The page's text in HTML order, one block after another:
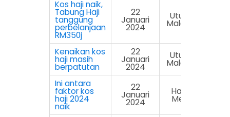
Kos haji naik,
Tabung Haji
tanggung
perbelanjaan
RM350j
22
Januari
2024
Utusan
Malaysia
Kenaikan kos
haji masih
berpatutan
22
Januari
2024
Utusan
Malaysia
Ini antara
faktor kos
haji 2024
naik
22
Januari
2024
Harian
Metro